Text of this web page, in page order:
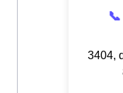
3404,